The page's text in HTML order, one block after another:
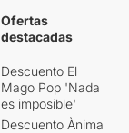
Ofertas
destacadas
Descuento El
Mago Pop 'Nada
es imposible'
Descuento Ànima